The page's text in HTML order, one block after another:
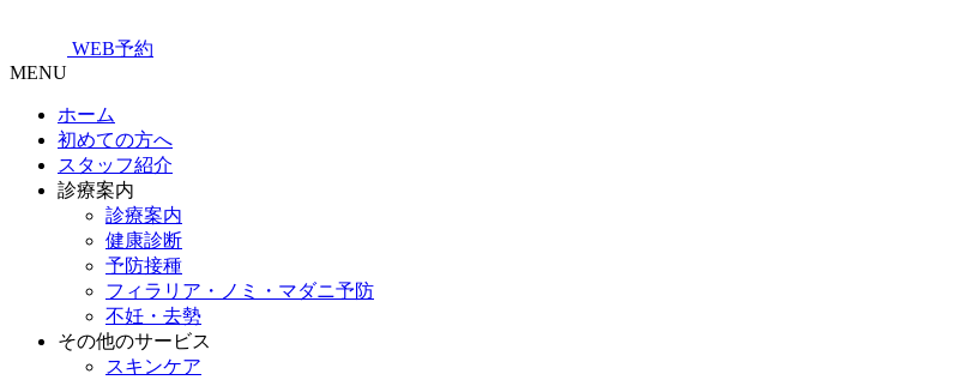
WEB予約
MENU
ホーム
初めての方へ
スタッフ紹介
診療案内
診療案内
健康診断
予防接種
フィラリア・ノミ・マダニ予防
不妊・去勢
その他のサービス
スキンケア